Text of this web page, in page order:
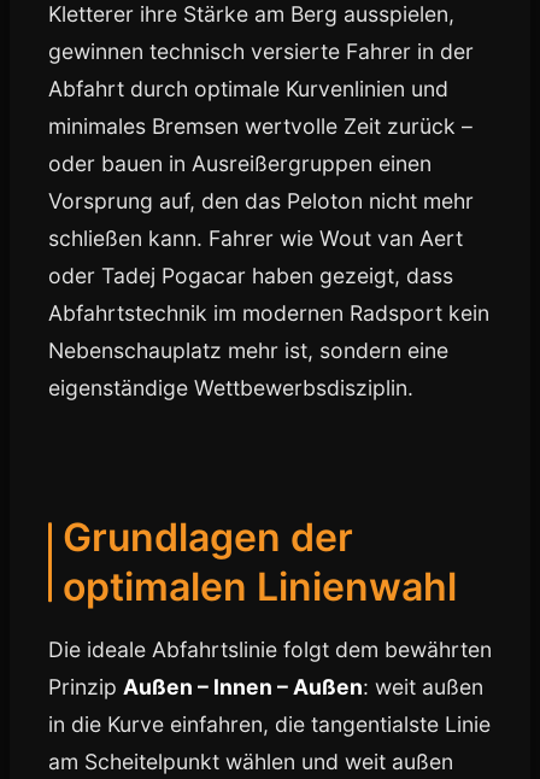
Kletterer ihre Stärke am Berg ausspielen,
gewinnen technisch versierte Fahrer in der
Abfahrt durch optimale Kurvenlinien und
minimales Bremsen wertvolle Zeit zurück –
oder bauen in Ausreißergruppen einen
Vorsprung auf, den das Peloton nicht mehr
schließen kann. Fahrer wie Wout van Aert
oder Tadej Pogacar haben gezeigt, dass
Abfahrtstechnik im modernen Radsport kein
Nebenschauplatz mehr ist, sondern eine
eigenständige Wettbewerbsdisziplin.
Grundlagen der
optimalen Linienwahl
Die ideale Abfahrtslinie folgt dem bewährten
Prinzip Außen – Innen – Außen: weit außen
in die Kurve einfahren, die tangentialste Linie
am Scheitelpunkt wählen und weit außen